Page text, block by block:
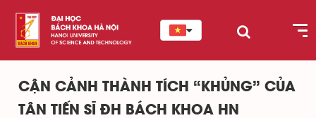
CẬN CẢNH THÀNH TÍCH “KHỦNG” CỦA
TÂN TIẾN SĨ ĐH BÁCH KHOA HN